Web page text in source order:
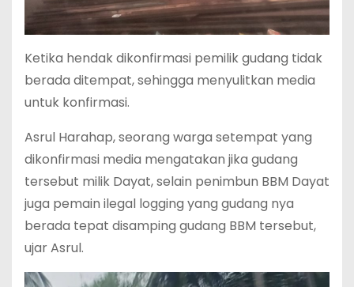
Ketika hendak dikonfirmasi pemilik gudang tidak
berada ditempat, sehingga menyulitkan media
untuk konfirmasi.
Asrul Harahap, seorang warga setempat yang
dikonfirmasi media mengatakan jika gudang
tersebut milik Dayat, selain penimbun BBM Dayat
juga pemain ilegal logging yang gudang nya
berada tepat disamping gudang BBM tersebut,
ujar Asrul.